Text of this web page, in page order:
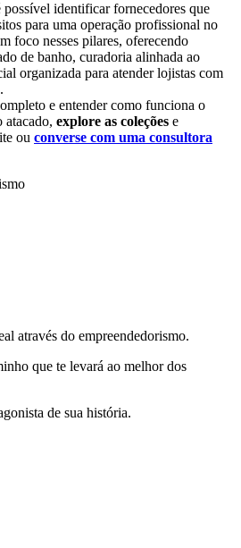
possível identificar fornecedores que
para uma operação profissional no
foco nesses pilares, oferecendo
de banho, curadoria alinhada ao
organizada para atender lojistas com
e entender como funciona o
atacado, explore as coleções e
ou converse com uma consultora
através do empreendedorismo.
que te levará ao melhor dos
de sua história.